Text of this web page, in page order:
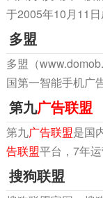
主峰海拔503米，因
常青，望之若屏”而
区揽天地之灵气
于2005年10月11
部设在素有中国品
国糖食基地之称的
以红底白字黄色笑
的“好彩头”字样为
公司主要生产饮料
果等产
多盟
多盟（
国第一智能手机广
于强大的技术支持
作伙伴，为广告主
无线营销和品牌推
应用开发者提供海
展现并创造广告收入
第九广告联盟
第九广告联盟是国
告联盟平台，7年运
服务超过1000余家
商；10万家各类优
搜狗联盟